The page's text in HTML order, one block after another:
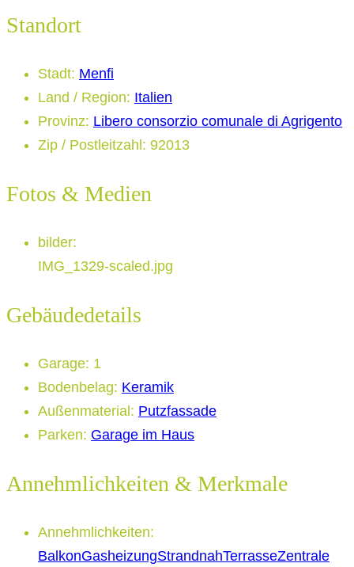
Standort
Stadt: Menfi
Land / Region: Italien
Provinz: Libero consorzio comunale di Agrigento
Zip / Postleitzahl : 92013
Fotos & Medien
bilder:
IMG_1329-scaled.jpg
Gebäudedetails
Garage: 1
Bodenbelag: Keramik
Außenmaterial : Putzfassade
Parken: Garage im Haus
Annehmlichkeiten & Merkmale
Annehmlichkeiten:
BalkonGasheizungStrandnahTerrasseZentrale